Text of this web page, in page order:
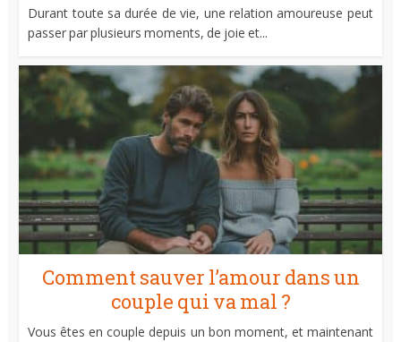
Durant toute sa durée de vie, une relation amoureuse peut
passer par plusieurs moments, de joie et...
Comment sauver l’amour dans un
couple qui va mal ?
Vous êtes en couple depuis un bon moment, et maintenant